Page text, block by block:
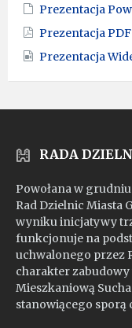
Prezentacja
Prezentacja PDF
Prezentacja
RADA
Powołana w
Rad Dzielnic Miasta
wyniku inicjatywy
funkcjonuje na
uchwalonego przez
charakter zabudowy
Mieszkaniową
stanowiącego sporą